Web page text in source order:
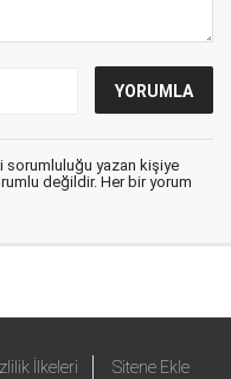
sorumluluğu yazan kişiye
değildir. Her bir yorum
İlkeleri Sitene Ekle